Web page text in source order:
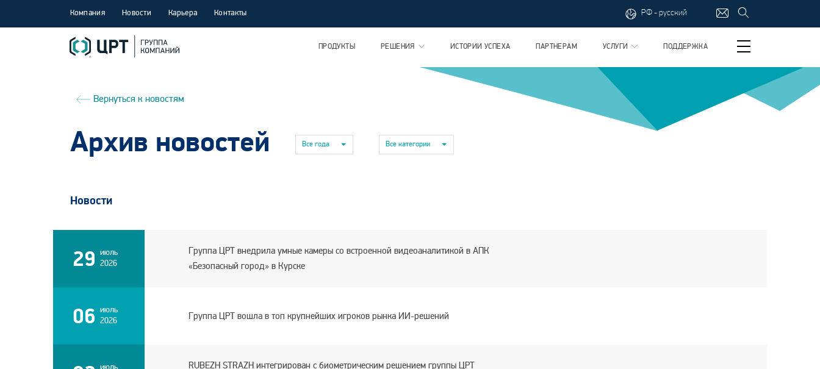
Компания Новости Карьера Контакты РФ - русский
ПРОДУКТЫ РЕШЕНИЯ ИСТОРИИ УСПЕХА ПАРТНЕРАМ УСЛУГИ ПОДДЕРЖКА
Вернуться к новостям
Архив новостей Все года Все категории
Новости
29 июль
2026
Группа ЦРТ внедрила умные камеры со встроенной видеоаналитикой в АПК
«Безопасный город» в Курске
06 июль
2026
Группа ЦРТ вошла в топ крупнейших игроков рынка ИИ-решений
июль
RUBEZH STRAZH интегрирован с биометрическим решением группы ЦРТ